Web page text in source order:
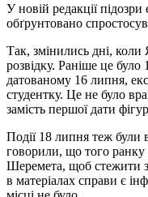
У новій редакції підозри
обґрунтовано
Так, змінились дні, коли
розвідку. Раніше це
датованому 16 липня,
студентку. Це не було
замість першої дати
Події 18 липня теж були
говорили, що того ранку
Шеремета, щоб стежити
в матеріалах справи є